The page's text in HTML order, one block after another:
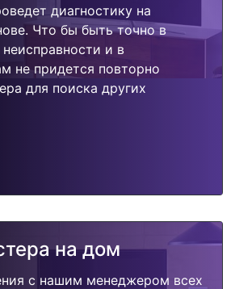
диагностику на
Что бы быть точно в
и в
не придется повторно
для поиска других
на дом
с нашим менеджером всех